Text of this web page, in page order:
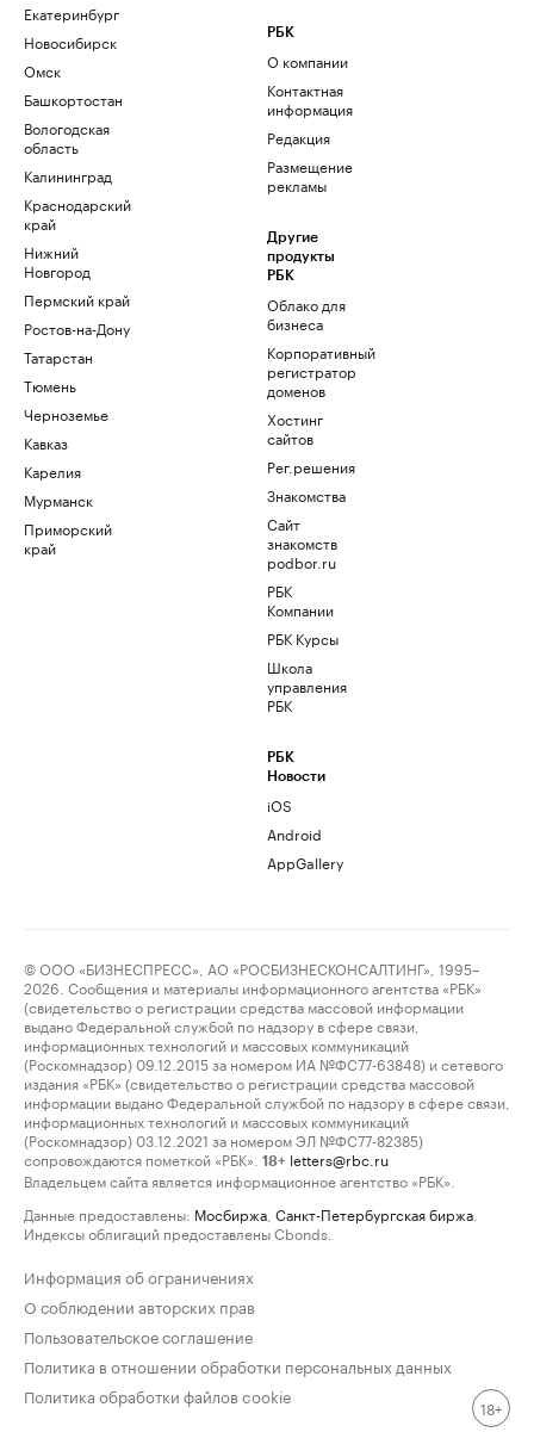
Екатеринбург
Новосибирск
Омск
Башкортостан
Вологодская
область
Калининград
Краснодарский
край
Нижний
Новгород
Пермский край
Ростов-на-Дону
Татарстан
Тюмень
Черноземье
Кавказ
Карелия
Мурманск
Приморский
край
РБК
О компании
Контактная
информация
Редакция
Размещение
рекламы
Другие
продукты
РБК
Облако для
бизнеса
Корпоративный
регистратор
доменов
Хостинг
сайтов
Рег.решения
Знакомства
Сайт
знакомств
podbor.ru
РБК
Компании
РБК Курсы
Школа
управления
РБК
РБК
Новости
iOS
Android
AppGallery
© ООО «БИЗНЕСПРЕСС», АО «РОСБИЗНЕСКОНСАЛТИНГ», 1995–
2026. Сообщения и материалы информационного агентства «РБК»
(свидетельство о регистрации средства массовой информации
выдано Федеральной службой по надзору в сфере связи,
информационных технологий и массовых коммуникаций
(Роскомнадзор) 09.12.2015 за номером ИА №ФС77-63848) и сетевого
издания «РБК» (свидетельство о регистрации средства массовой
информации выдано Федеральной службой по надзору в сфере связи,
информационных технологий и массовых коммуникаций
(Роскомнадзор) 03.12.2021 за номером ЭЛ №ФС77-82385)
сопровождаются пометкой «РБК».
18+ letters@rbc.ru
Владельцем сайта является информационное агентство «РБК».
Данные предоставлены: Мосбиржа Санкт-Петербургская биржа
Индексы облигаций предоставлены Cbonds.
Информация об ограничениях
О соблюдении авторских прав
Пользовательское соглашение
Политика в отношении обработки персональных данных
Политика обработки файлов cookie
18+